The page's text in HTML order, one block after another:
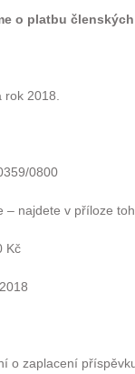
o platbu
2018.
0800
v příloze
o zaplacení